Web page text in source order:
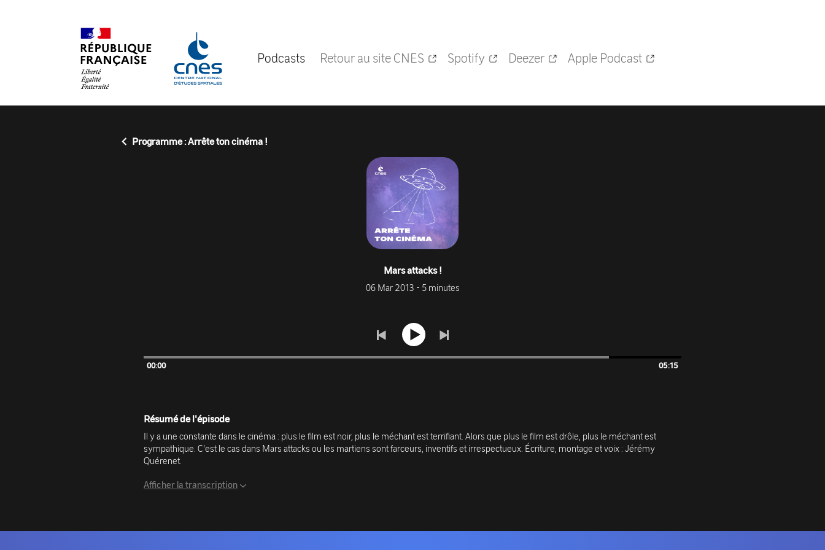
Podcasts Retour au site CNES Spotify Deezer Apple Podcast
Programme : Arrête ton cinéma !
Mars attacks !
06 Mar 2013 - 5 minutes
00:00 05:15
Résumé de l'épisode
Il y a une constante dans le cinéma : plus le film est noir, plus le méchant est terrifiant. Alors que plus le film est drôle, plus le méchant est
sympathique. C'est le cas dans Mars attacks ou les martiens sont farceurs, inventifs et irrespectueux. Écriture, montage et voix : Jérémy
Quérenet.
Afficher la transcription